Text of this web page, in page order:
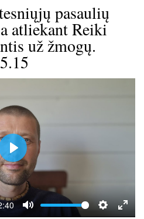
pasaulių
atliekant Reiki
už žmogų.
P
l
a
y